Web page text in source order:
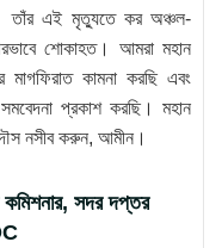
তাঁর এই মৃত্যুতে কর অঞ্চল-
শোকাহত। আমরা মহান
মাগফিরাত কামনা করছি এবং
প্রকাশ করছি। মহান
নসীব করুন, আমীন।
সদর দপ্তর